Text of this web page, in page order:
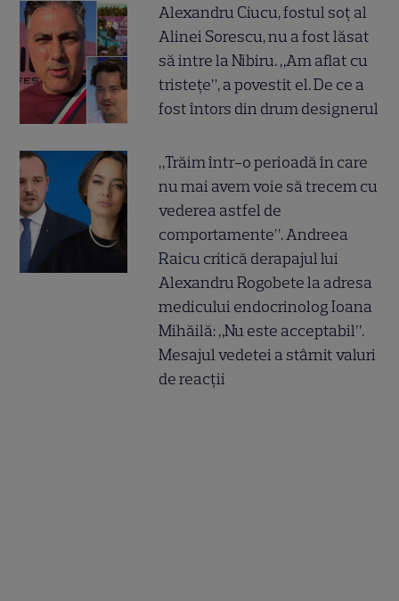
Alexandru Ciucu, fostul soț al
Alinei Sorescu, nu a fost lăsat
să intre la Nibiru. „Am aflat cu
tristețe”, a povestit el. De ce a
fost întors din drum designerul
„Trăim într-o perioadă în care
nu mai avem voie să trecem cu
vederea astfel de
comportamente”. Andreea
Raicu critică derapajul lui
Alexandru Rogobete la adresa
medicului endocrinolog Ioana
Mihăilă: „Nu este acceptabil”.
Mesajul vedetei a stârnit valuri
de reacții